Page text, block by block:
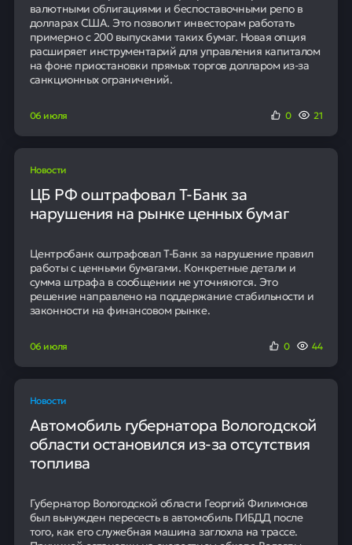
95
Наших клиентов получают
положительное решение в банке
Бесплатная консультация
Перспективы сотрудничества
Планируется, что седьмой энергоблок Тяньваньской
станции будет запущен в мае текущего года.
Остальные три энергоблока должны начать работу в
После запуска эти объекты будут обеспечивать
китайскую экономику дополнительными объемами
снабжать предприятия и население энергией, которая
характеризуется как доступная по стоимости и